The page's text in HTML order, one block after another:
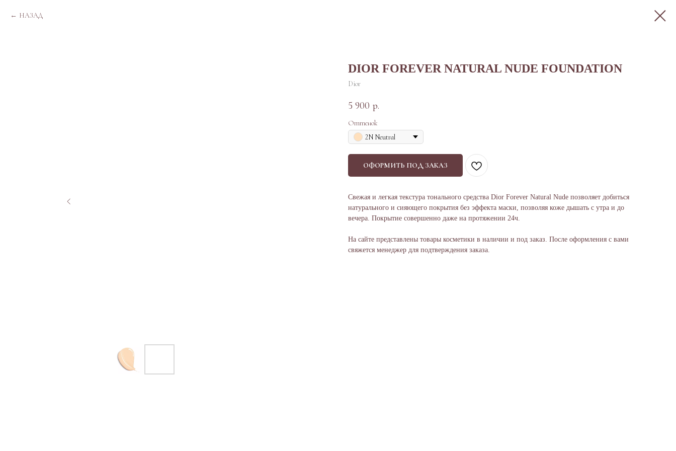
НАЗАД
DIOR FOREVER NATURAL NUDE FOUNDATION
Dior
5 900 р.
Оттенок
2N Neutral
ОФОРМИТЬ ПОД ЗАКАЗ
Свежая и легкая текстура тонального средства Dior Forever Natural Nude позволяет добиться
натурального и сияющего покрытия без эффекта маски, позволяя коже дышать с утра и до
вечера. Покрытие совершенно даже на протяжении 24ч.
На сайте представлены товары косметики в наличии и под заказ. После оформления с вами
свяжется менеджер для подтверждения заказа.